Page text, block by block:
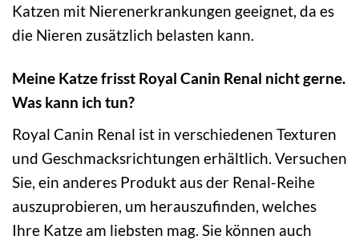
Katzen mit Nierenerkrankungen geeignet, da es
die Nieren zusätzlich belasten kann.
Meine Katze frisst Royal Canin Renal nicht gerne.
Was kann ich tun?
Royal Canin Renal ist in verschiedenen Texturen
und Geschmacksrichtungen erhältlich. Versuchen
Sie, ein anderes Produkt aus der Renal-Reihe
auszuprobieren, um herauszufinden, welches
Ihre Katze am liebsten mag. Sie können auch